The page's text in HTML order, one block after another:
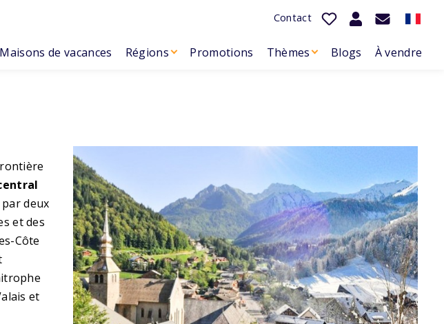
Contact
Maisons de vacances Régions Promotions Thèmes Blogs À vendre
deux
et des
Côte
et